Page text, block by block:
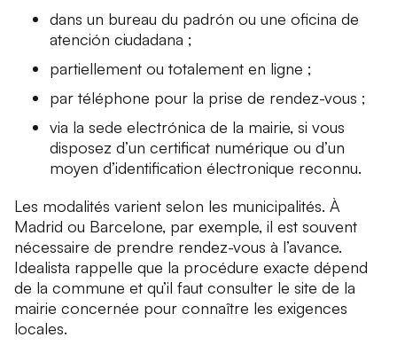
dans un bureau du padrón ou une oficina de
atención ciudadana ;
partiellement ou totalement en ligne ;
par téléphone pour la prise de rendez-vous ;
via la sede electrónica de la mairie, si vous
disposez d’un certificat numérique ou d’un
moyen d’identification électronique reconnu.
Les modalités varient selon les municipalités. À
Madrid ou Barcelone, par exemple, il est souvent
nécessaire de prendre rendez-vous à l’avance.
Idealista rappelle que la procédure exacte dépend
de la commune et qu’il faut consulter le site de la
mairie concernée pour connaître les exigences
locales.